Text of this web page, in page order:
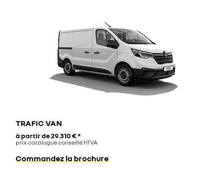
TRAFIC VAN
à partir de29.310 €*
prix catalogue conseillé hTVA
Commandez la brochure